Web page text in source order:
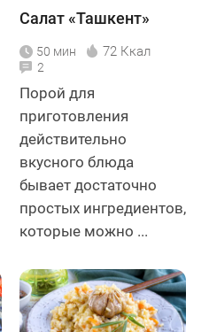
Салат «Ташкент»
50 мин 72 Ккал
2
Порой для
приготовления
действительно
вкусного блюда
бывает достаточно
простых ингредиентов,
которые можно ...